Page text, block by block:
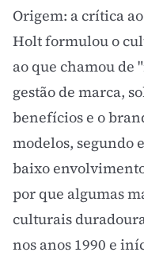
Origem: a crítica
Holt formulou o
ao que chamou de
gestão de marca,
benefícios e o
modelos, segundo
baixo
por que algumas
culturais
nos anos 1990 e